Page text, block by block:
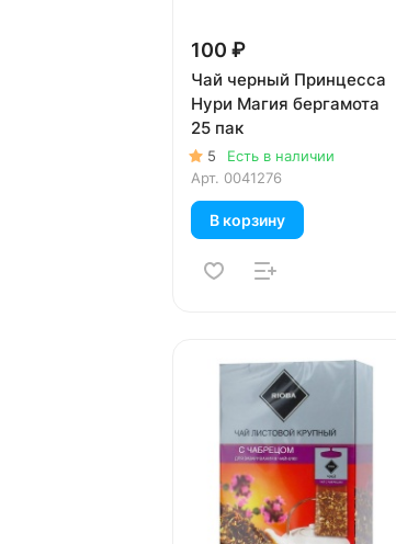
100 ₽
Чай черный Принцесса
Нури Магия бергамота
25 пак
5
Есть в наличии
Арт. 0041276
В корзину